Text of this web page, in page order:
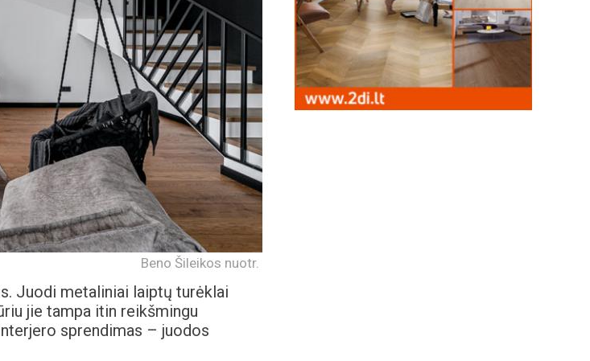
Beno Šileikos nuotr.
Juodi metaliniai laiptų turėklai
jie tampa itin reikšmingu
sprendimas – juodos